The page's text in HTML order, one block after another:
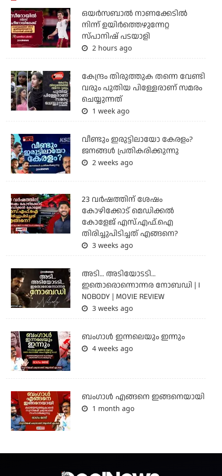
ഒയര്‍സബാൽ നാണക്കേടിൽ
നിന്ന് ഉയിർത്തെഴുന്നേറ്റ
സ്പാനിഷ് പടയാളി
2 hours ago
കേന്ദ്രം തിരുത്തുക തന്നെ വേണ്ടി
വരും പുതിയ പിള്ളേരാണ് സമരം
ചെയ്യുന്നത്
1 week ago
വീണ്ടും ഇരുട്ടിലായോ കേരളം?
ജനങ്ങൾ പ്രതികരിക്കുന്നു
2 weeks ago
23 വർഷത്തിന് ശേഷം
കോഴിക്കോട് മെഡിക്കൽ
കോളേജ് എസ്.എഫ്.ഐ
തിരിച്ചുപിടിച്ചത് എങ്ങനെ?
3 weeks ago
അടി... അടിയോടടി...
ഇതൊരൊന്നൊന്നര നോബഡി | I
NOBODY | MOVIE REVIEW
3 weeks ago
ബംഗാള്‍ ഇന്നലെയും ഇന്നും
4 weeks ago
ബം​ഗാൾ എങ്ങനെ ഇങ്ങനെയായി
1 month ago